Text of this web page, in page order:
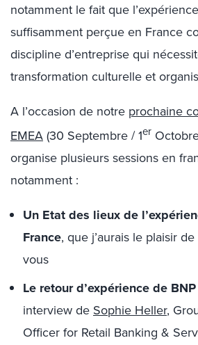
notamment le fait que
suffisamment perçue en France
discipline d’entreprise qui
transformation culturelle et
A l’occasion de notre prochaine
EMEA(30 Septembre / 1er
organise plusieurs sessions en
notamment :
Un Etat des lieux de
France, que j’aurais le plaisir
vous
Le retour d’expérience de
interview de Sophie Heller,
Officer for Retail Banking &